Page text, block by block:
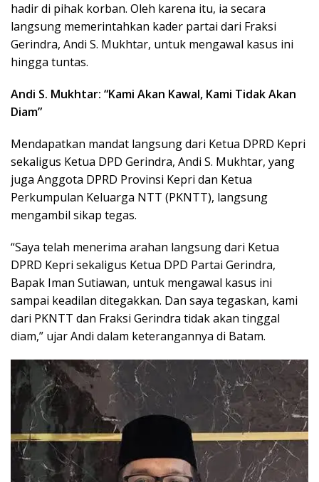
hadir di pihak korban. Oleh karena itu, ia secara
langsung memerintahkan kader partai dari Fraksi
Gerindra, Andi S. Mukhtar, untuk mengawal kasus ini
hingga tuntas.
Andi S. Mukhtar: “Kami Akan Kawal, Kami Tidak Akan
Diam”
Mendapatkan mandat langsung dari Ketua DPRD Kepri
sekaligus Ketua DPD Gerindra, Andi S. Mukhtar, yang
juga Anggota DPRD Provinsi Kepri dan Ketua
Perkumpulan Keluarga NTT (PKNTT), langsung
mengambil sikap tegas.
“Saya telah menerima arahan langsung dari Ketua
DPRD Kepri sekaligus Ketua DPD Partai Gerindra,
Bapak Iman Sutiawan, untuk mengawal kasus ini
sampai keadilan ditegakkan. Dan saya tegaskan, kami
dari PKNTT dan Fraksi Gerindra tidak akan tinggal
diam,” ujar Andi dalam keterangannya di Batam.